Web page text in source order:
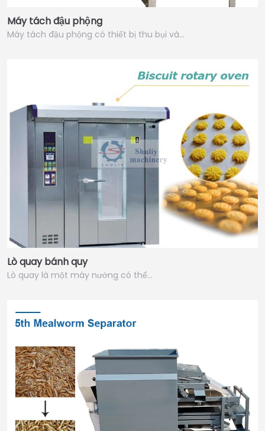
Máy tách đậu phộng
Máy tách đậu phộng có thiết bị thu bụi và…
Lò quay bánh quy
Lò quay là một máy nướng có thể…